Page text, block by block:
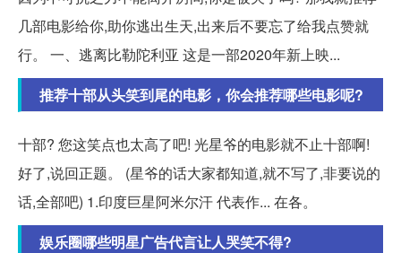
几部电影给你,助你逃出生天,出来后不要忘了给我点赞就
行。 一、逃离比勒陀利亚 这是一部2020年新上映...
推荐十部从头笑到尾的电影，你会推荐哪些电影呢?
十部? 您这笑点也太高了吧! 光星爷的电影就不止十部啊!
好了,说回正题。 (星爷的话大家都知道,就不写了,非要说的
话,全部吧) 1.印度巨星阿米尔汗 代表作... 在各。
娱乐圈哪些明星广告代言让人哭笑不得?